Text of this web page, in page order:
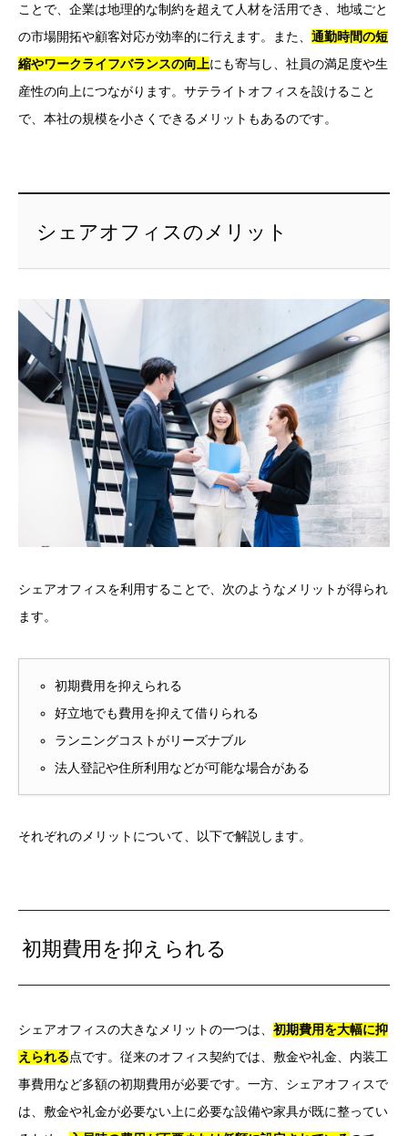
ことで、企業は地理的な制約を超えて人材を活用でき、地域ごと
の市場開拓や顧客対応が効率的に行えます。また、 通勤時間の短
縮やワークライフバランスの向上にも寄与し、社員の満足度や生
産性の向上につながります。サテライトオフィスを設けること
で、本社の規模を小さくできるメリットもあるのです。
シェアオフィスのメリット
シェアオフィスを利用することで、次のようなメリットが得られ
ます。
初期費用を抑えられる
好立地でも費用を抑えて借りられる
ランニングコストがリーズナブル
法人登記や住所利用などが可能な場合がある
それぞれのメリットについて、以下で解説します。
初期費用を抑えられる
シェアオフィスの大きなメリットの一つは、 初期費用を大幅に抑
えられる点です。従来のオフィス契約では、敷金や礼金、内装工
事費用など多額の初期費用が必要です。一方、シェアオフィスで
は、敷金や礼金が必要ない上に必要な設備や家具が既に整ってい